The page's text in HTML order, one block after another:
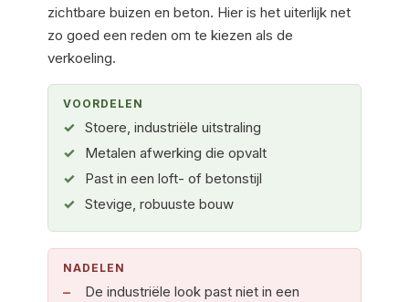
zichtbare buizen en beton. Hier is het uiterlijk net
zo goed een reden om te kiezen als de
verkoeling.
VOORDELEN
Stoere, industriële uitstraling
Metalen afwerking die opvalt
Past in een loft- of betonstijl
Stevige, robuuste bouw
NADELEN
De industriële look past niet in een